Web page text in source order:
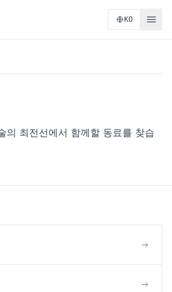
KO
의 최전선에서 함께할 동료를 찾습